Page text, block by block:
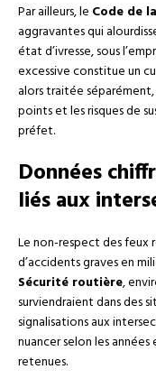
Par ailleurs, le Code de
aggravantes qui
état d’ivresse, sous
excessive constitue un
alors traitée
points et les risques de
préfet.
Données
liés aux
Le non-respect des feux
d’accidents graves en
Sécurité routière,
surviendraient dans des
signalisations aux
nuancer selon les
retenues.